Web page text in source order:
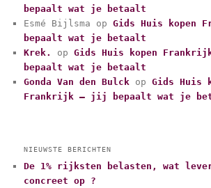
i
e
ë
bepaalt wat je betaalt
Esmé Bijlsma opGids Huis
bepaalt wat je betaalt
Krek.
opGids Huis kopen
bepaalt wat je betaalt
Gonda Van den Bulck opGids Huis
Frankrijk – jij bepaalt wat je
NIEUWSTE BERICHTEN
De 1% rijksten belasten, wat
concreet op ?